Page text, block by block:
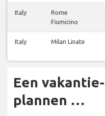
Italy
Rome
Fiumicino
Italy Milan Linate
Een
plannen …